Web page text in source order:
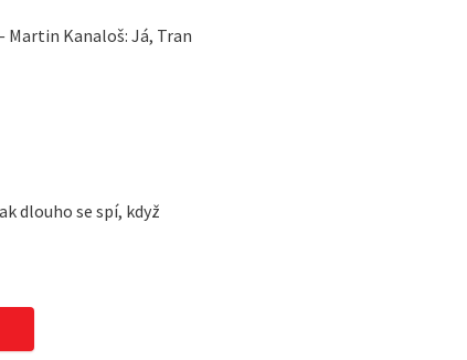
Kanaloš: Já, Tran
dlouho se spí, když